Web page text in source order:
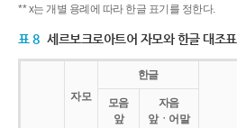
** x는 개별 용례에 따라 한글 표기를 정한다.
표 8 세르보크로아트어 자모와 한글 대조표
자모
한글
모음
앞
자음
앞ㆍ어말